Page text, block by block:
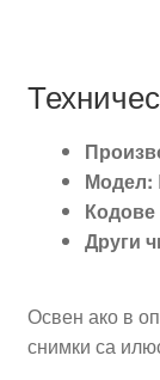
Модел:
Кодове
Други
Освен ако в
снимки са